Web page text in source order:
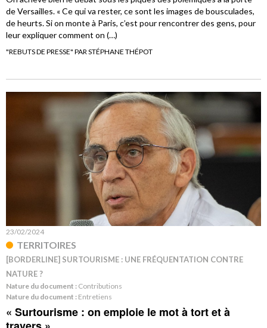
de Versailles. « Ce qui va rester, ce sont les images de bousculades,
de heurts. Si on monte à Paris, c’est pour rencontrer des gens, pour
leur expliquer comment on (…)
"REBUTS DE PRESSE" PAR STÉPHANE THÉPOT
23/02/2024
TERRITOIRES
[BORDERLINE] SURTOURISME : UNE FRÉQUENTATION CONTRE
NATURE ?
Nature du document : Contributions
Nature du document : Entretiens
« Surtourisme : on emploie le mot à tort et à